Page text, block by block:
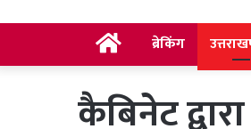
Homeब्रेकिंग
कैबिनेट